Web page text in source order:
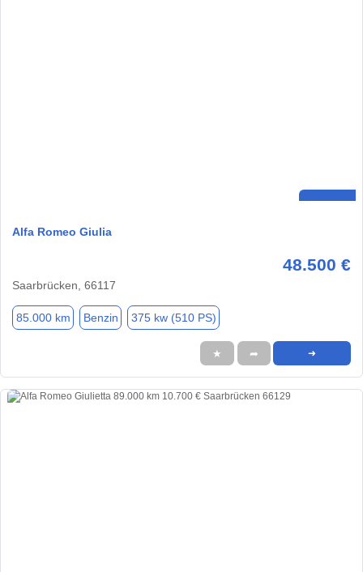
Alfa Romeo Giulia
48.500 €
Saarbrücken, 66117
85.000 km Benzin 375 kw (510 PS)
★ ➦ ➜